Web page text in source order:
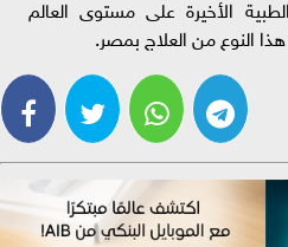
الأخيرة على مستوى العالم
النوع من العلاج بمصر.